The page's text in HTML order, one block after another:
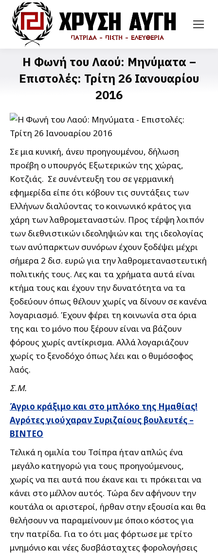
Η Φωνή του Λαού: Μηνύματα –
Επιστολές: Τρίτη 26 Ιανουαρίου
2016
Σε μια κυνική, άνευ προηγουμένου, δήλωση
προέβη ο υπουργός Εξωτερικών της χώρας,
Κοτζιάς. Σε συνέντευξη του σε γερμανική
εφημερίδα είπε ότι κόβουν τις συντάξεις των
Ελλήνων διαλύοντας το κοινωνικό κράτος για
χάρη των λαθρομεταναστών. Προς τέρψη λοιπόν
των διεθνιστικών ιδεοληψιών και της ιδεολογίας
των ανύπαρκτων συνόρων έχουν ξοδέψει μέχρι
σήμερα 2 δισ. ευρώ για την λαθρομεταναστευτική
πολιτικής τους. Λες και τα χρήματα αυτά είναι
κτήμα τους και έχουν την δυνατότητα να τα
ξοδεύουν όπως θέλουν χωρίς να δίνουν σε κανένα
λογαριασμό. Έχουν φέρει τη κοινωνία στα όρια
της και το μόνο που ξέρουν είναι να βάζουν
φόρους χωρίς αντίκρισμα. Αλλά λογαριάζουν
χωρίς το ξενοδόχο όπως λέει και ο θυμόσοφος
λαός.
Σ.Μ.
Άγριο κράξιμο και στο μπλόκο της Ημαθίας!
Αγρότες γιούχαραν Συριζαίους βουλευτές –
ΒΙΝΤΕΟ
Τελικά η ομιλία του Τσίπρα ήταν απλώς ένα
μεγάλο κατηγορώ για τους προηγούμενους,
χωρίς να πει αυτά που έκανε και τι πρόκειται να
κάνει στο μέλλον αυτός. Τώρα δεν αφήνουν την
κουτάλα οι αριστεροί, ήρθαν στην εξουσία και θα
θελήσουν να παραμείνουν με όποιο κόστος για
την πατρίδα. Για το ότι μας φόρτωσε με τρίτο
μνημόνιο και νέες δυσβάσταχτες φορολογήσεις